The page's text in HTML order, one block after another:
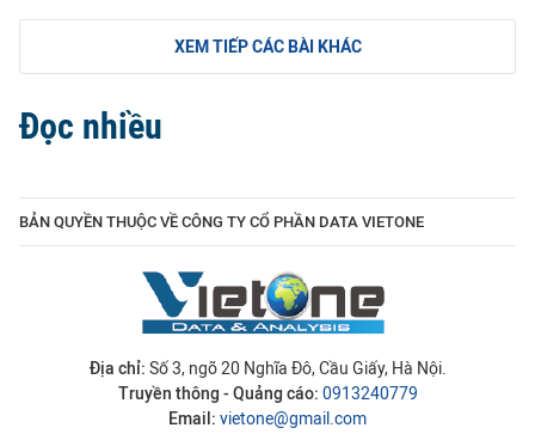
XEM TIẾP CÁC BÀI KHÁC
Đọc nhiều
BẢN QUYỀN THUỘC VỀ CÔNG TY CỔ PHẦN DATA VIETONE
Địa chỉ: Số 3, ngõ 20 Nghĩa Đô, Cầu Giấy, Hà Nội.
Truyền thông - Quảng cáo: 0913240779
Email: vietone@gmail.com